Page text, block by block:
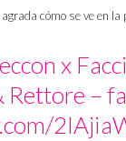
agrada cómo se ve en la
x
Rettore –